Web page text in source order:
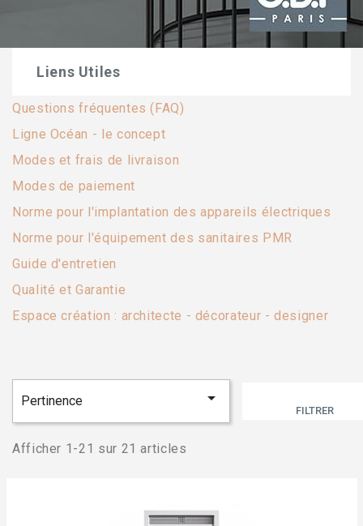
Liens Utiles
Questions fréquentes (FAQ)
Ligne Océan - le concept
Modes et frais de livraison
Modes de paiement
Norme pour l'implantation des appareils électriques
Norme pour l'équipement des sanitaires PMR
Guide d'entretien
Qualité et Garantie
Espace création : architecte - décorateur - designer
Pertinence 
FILTRER
Afficher 1-21 sur 21 articles